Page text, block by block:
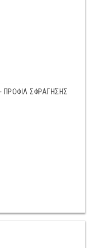
ΠΡΟΦΙΛ ΣΦΡΑΓΗΣΗΣ